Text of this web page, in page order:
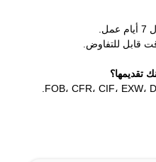
قابل للتفاوض.